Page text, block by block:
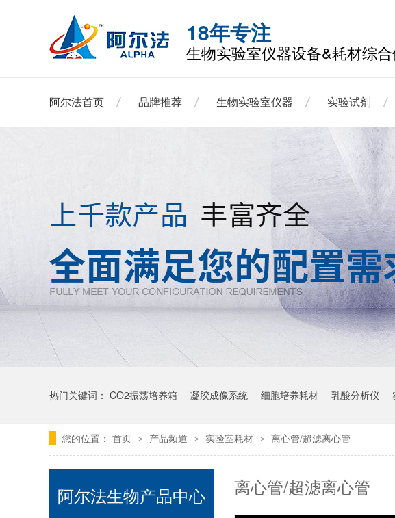
18年专注
生物实验室仪器设备&耗材综
阿尔法首页 品牌推荐 生物实验室仪器 实验试剂
热门关键词： CO2振荡培养箱 凝胶成像系统 细胞培养耗材 乳酸分析仪
您的位置： 首页 > 产品频道 > 实验室耗材 > 离心管/超滤离心管
离心管/超滤离心管
阿尔法生物产品中心